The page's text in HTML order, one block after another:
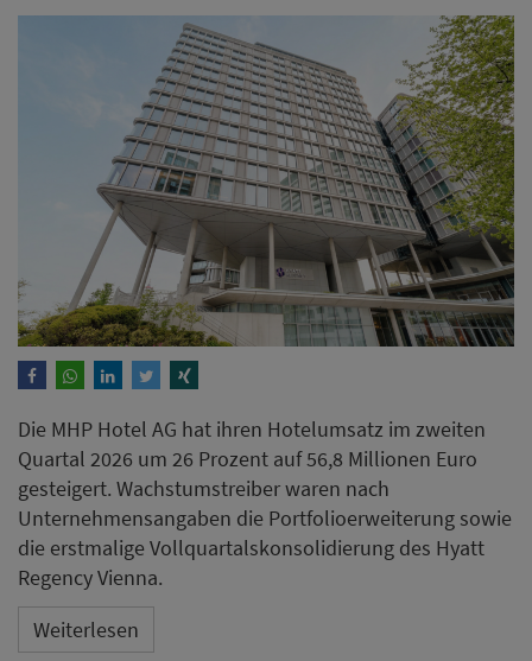
Die MHP Hotel AG hat ihren Hotelumsatz im zweiten
Quartal 2026 um 26 Prozent auf 56,8 Millionen Euro
gesteigert. Wachstumstreiber waren nach
Unternehmensangaben die Portfolioerweiterung sowie
die erstmalige Vollquartalskonsolidierung des Hyatt
Regency Vienna.
Weiterlesen